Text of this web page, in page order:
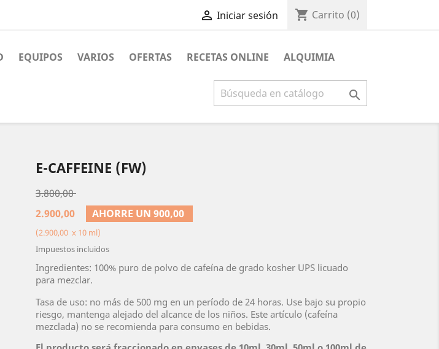
 Iniciar sesión shopping_cart Carrito (0)
EQUIPOS VARIOS OFERTAS RECETAS ONLINE ALQUIMIA

E-CAFFEINE (FW)
3.800,00
2.900,00
AHORRE UN 900,00
(2.900,00 x 10 ml)
Impuestos incluidos
Ingredientes: 100% puro de polvo de cafeína de grado kosher UPS licuado
para mezclar.
Tasa de uso: no más de 500 mg en un período de 24 horas. Use bajo su propio
riesgo, mantenga alejado del alcance de los niños. Este artículo (cafeína
mezclada) no se recomienda para consumo en bebidas.